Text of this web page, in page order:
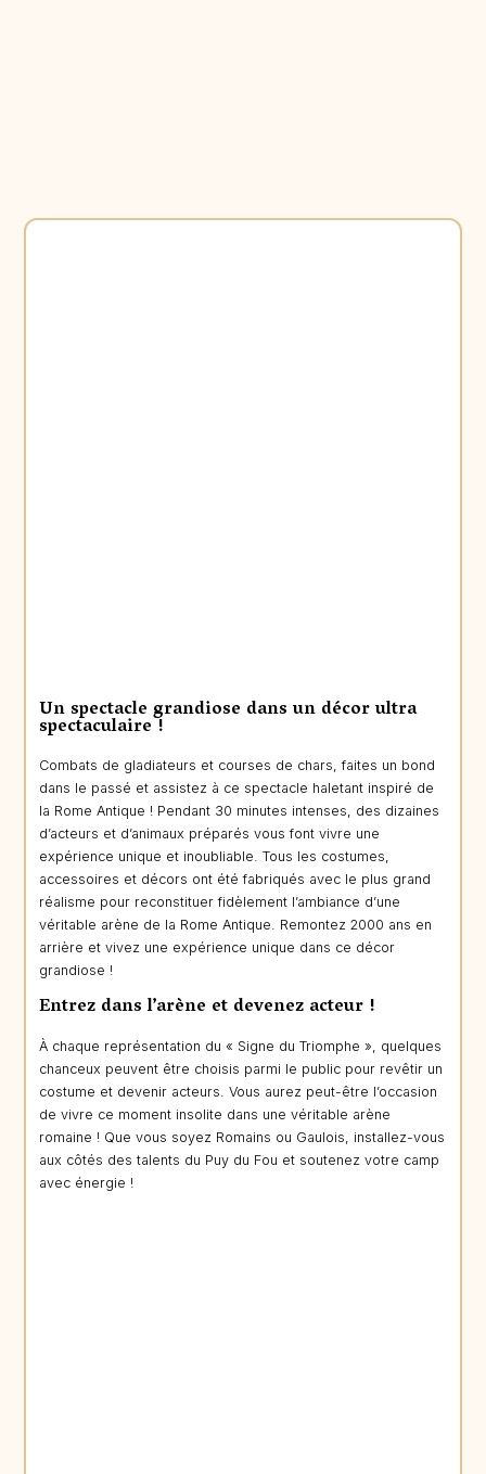
Un spectacle grandiose dans un décor ultra
spectaculaire !
Combats de gladiateurs et courses de chars, faites un bond
dans le passé et assistez à ce spectacle haletant inspiré de
la Rome Antique ! Pendant 30 minutes intenses, des dizaines
d’acteurs et d’animaux préparés vous font vivre une
expérience unique et inoubliable. Tous les costumes,
accessoires et décors ont été fabriqués avec le plus grand
réalisme pour reconstituer fidèlement l’ambiance d’une
véritable arène de la Rome Antique. Remontez 2000 ans en
arrière et vivez une expérience unique dans ce décor
grandiose !
Entrez dans l’arène et devenez acteur !
À chaque représentation du « Signe du Triomphe », quelques
chanceux peuvent être choisis parmi le public pour revêtir un
costume et devenir acteurs. Vous aurez peut-être l’occasion
de vivre ce moment insolite dans une véritable arène
romaine ! Que vous soyez Romains ou Gaulois, installez-vous
aux côtés des talents du Puy du Fou et soutenez votre camp
avec énergie !